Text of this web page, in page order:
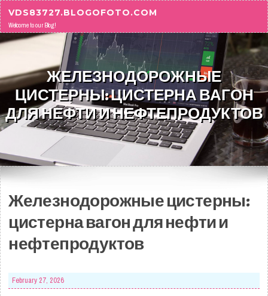
Skip to content
VDS83727.BLOGOFOTO.COM
Welcome to our Blog!
ЖЕЛЕЗНОДОРОЖНЫЕ
ЦИСТЕРНЫ: ЦИСТЕРНА ВАГОН
ДЛЯ НЕФТИ И НЕФТЕПРОДУКТОВ
Железнодорожные цистерны:
цистерна вагон для нефти и
нефтепродуктов
February 27, 2026